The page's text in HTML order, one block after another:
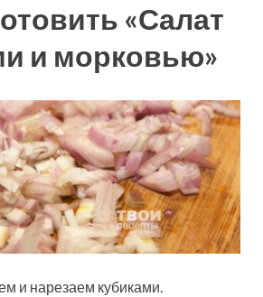
«Салат
и морковью»
и нарезаем кубиками.